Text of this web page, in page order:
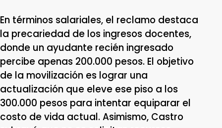
En términos salariales, el reclamo destaca
la precariedad de los ingresos docentes,
donde un ayudante recién ingresado
percibe apenas 200.000 pesos. El objetivo
de la movilización es lograr una
actualización que eleve ese piso a los
300.000 pesos para intentar equiparar el
costo de vida actual. Asimismo, Castro